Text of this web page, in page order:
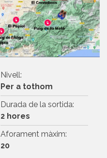
Nivell:
Per a tothom
Durada de la sortida:
2 hores
Aforament màxim:
20